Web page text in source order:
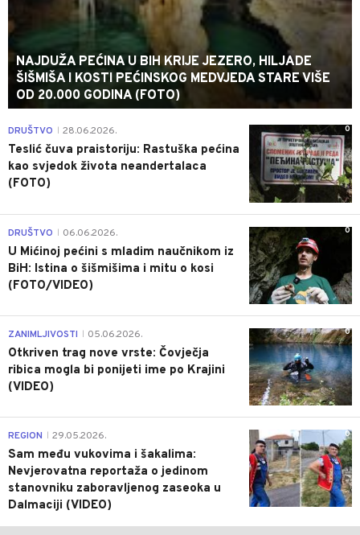
NAJDUŽA PEĆINA U BIH KRIJE JEZERO, HILJADE
ŠIŠMIŠA I KOSTI PEĆINSKOG MEDVJEDA STARE VIŠE
OD 20.000 GODINA (FOTO)
0
DRUŠTVO 28.06.2026.
Teslić čuva praistoriju: Rastuška pećina
kao svjedok života neandertalaca
(FOTO)
0
DRUŠTVO 06.06.2026.
U Mićinoj pećini s mladim naučnikom iz
BiH: Istina o šišmišima i mitu o kosi
(FOTO/VIDEO)
0
ZANIMLJIVOSTI 05.06.2026.
Otkriven trag nove vrste: Čovječja
ribica mogla bi ponijeti ime po Krajini
(VIDEO)
0
REGION 29.05.2026.
Sam među vukovima i šakalima:
Nevjerovatna reportaža o jedinom
stanovniku zaboravljenog zaseoka u
Dalmaciji (VIDEO)